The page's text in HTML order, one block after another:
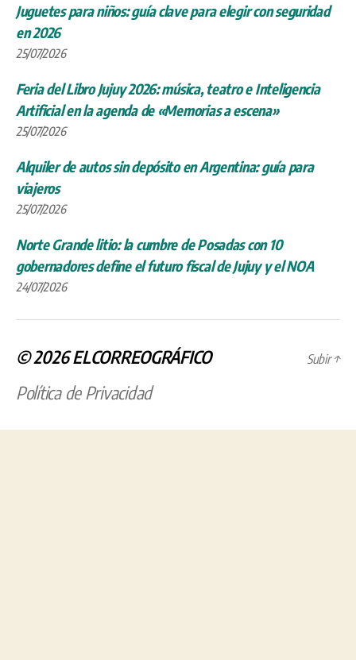
Juguetes para niños: guía clave para elegir con seguridad
en 2026
25/07/2026
Feria del Libro Jujuy 2026: música, teatro e Inteligencia
Artificial en la agenda de «Memorias a escena»
25/07/2026
Alquiler de autos sin depósito en Argentina: guía para
viajeros
25/07/2026
Norte Grande litio: la cumbre de Posadas con 10
gobernadores define el futuro fiscal de Jujuy y el NOA
24/07/2026
© 2026ELCORREOGRÁFICO
Política de Privacidad
Subir↑